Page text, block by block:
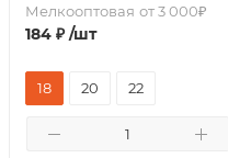
Мелкооптовая от 3 000₽
184 ₽ /шт
18 20 22